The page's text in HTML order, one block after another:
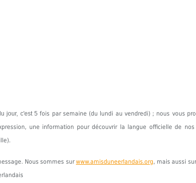
jour, c'est 5 fois par semaine (du lundi au vendredi) ; nous vous
une information pour découvrir la langue officielle de nos
Nous sommes surwww.amisduneerlandais.org, mais aussi